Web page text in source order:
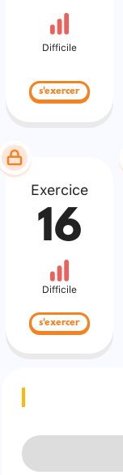
Difficile
s'exercer
Exercice
16
Difficile
s'exercer